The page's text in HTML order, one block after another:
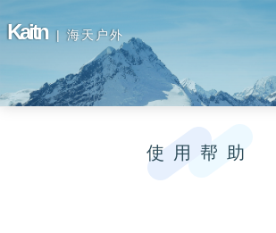
Kaitn | 海天户外
使用帮助